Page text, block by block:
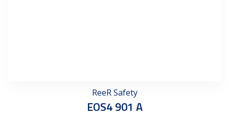
ReeR Safety
EOS4 901 A